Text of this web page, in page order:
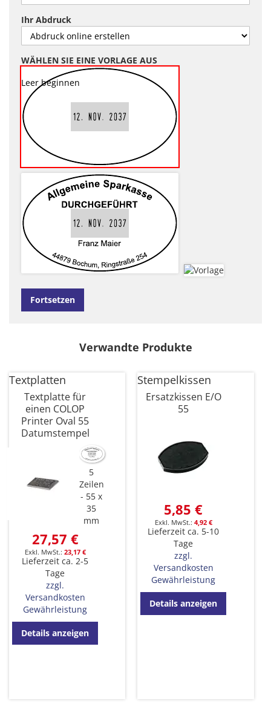
Ihr Abdruck
WÄHLEN SIE EINE VORLAGE AUS
Leer beginnen
Fortsetzen
Verwandte Produkte
Textplatten
Textplatte für
einen COLOP
Printer Oval 55
Datumstempel
5
Zeilen
55 x
35
mm
27,57 €
23,17 €
Lieferzeit ca. 2-5
Tage
zzgl.
Versandkosten
Gewährleistung
Details anzeigen
Stempelkissen
Ersatzkissen E/O
55
5,85 €
4,92 €
Lieferzeit ca. 5-10
Tage
zzgl.
Versandkosten
Gewährleistung
Details anzeigen